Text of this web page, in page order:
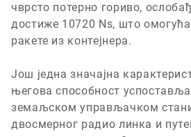
чврсто потерно гориво,
достиже 10720 Ns, што
ракете из контејнера.
Још једна значајна
његова способност
земаљском управљачком
двосмерног радио линка и